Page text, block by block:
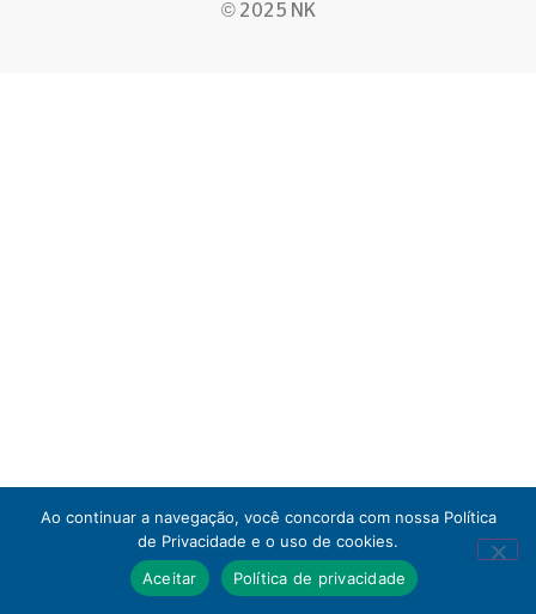
© 2025 NK
Ao continuar a navegação, você concorda com nossa Política
de Privacidade e o uso de cookies.
Aceitar
Política de privacidade